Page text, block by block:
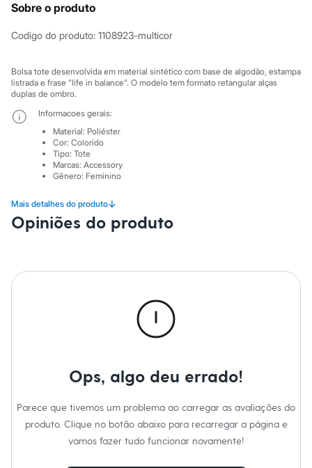
Relógios
Botas
Sandálias
Sapatilhas
Tênis
Marcas
City
Clock House
Mindset
Sawary
Yessica
Acessórios
Blusas
Calçados
Leggings
Moda íntima
Calcinhas
Saídas de praia
Plus size
Blusas e Camisetas
Casacos e Jaquetas
Sobre o produto
Codigo do produto: 1108923-multicor
Bolsa tote desenvolvida em material sintético com base de algodão, estampa
listrada e frase "life in balance". O modelo tem formato retangular alças
duplas de ombro.
Mais detalhes do produto↓
Informacoes gerais:
Material: Poliéster
Cor: Colorido
Tipo: Tote
Marcas: Accessory
Gênero: Feminino
Opiniões do produto
Ops, algo deu errado!
Parece que tivemos um problema ao carregar as avaliações do
produto. Clique no botão abaixo para recarregar a página e
vamos fazer tudo funcionar novamente!